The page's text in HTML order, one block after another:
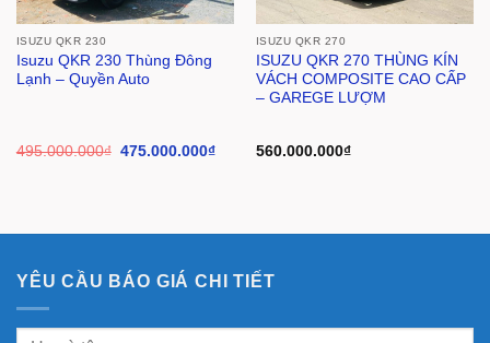
ISUZU QKR 230
Isuzu QKR 230 Thùng Đông
Lạnh – Quyền Auto
495.000.000₫ 475.000.000₫
ISUZU QKR 270
ISUZU QKR 270 THÙNG KÍN
VÁCH COMPOSITE CAO CẤP
– GAREGE LƯỢM
560.000.000₫
YÊU CẦU BÁO GIÁ CHI TIẾT